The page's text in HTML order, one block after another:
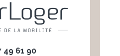
49 61 90